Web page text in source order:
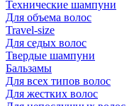
Технические шампуни
Для объема волос
Travel-size
Для седых волос
Твердые шампуни
Бальзамы
Для всех типов волос
Для жестких волос